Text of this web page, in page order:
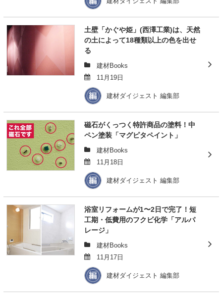
土壁「かぐや姫」(西澤工業)は、天然
の土によって18種類以上の色を出せ
る
建材Books
11月19日
建材ダイジェスト 編集部
磁石がくっつく特許商品の塗料！中
ペン塗装「マグピタペイント」
建材Books
11月18日
建材ダイジェスト 編集部
浴室リフォームが1〜2日で完了！短
工期・低費用のフクビ化学「アルパ
レージ」
建材Books
11月17日
建材ダイジェスト 編集部